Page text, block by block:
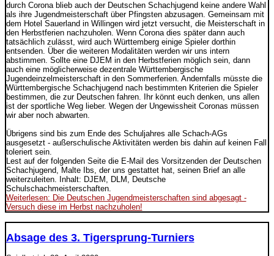
durch Corona blieb auch der Deutschen Schachjugend keine andere Wahl
als ihre Jugendmeisterschaft über Pfingsten abzusagen. Gemeinsam mit
dem Hotel Sauerland in Willingen wird jetzt versucht, die Meisterschaft in
den Herbstferien nachzuholen. Wenn Corona dies später dann auch
tatsächlich zulässt, wird auch Württemberg einige Spieler dorthin
entsenden. Über die weiteren Modalitäten werden wir uns intern
abstimmen. Sollte eine DJEM in den Herbstferien möglich sein, dann
auch eine möglicherweise dezentrale Württembergische
Jugendeinzelmeisterschaft in den Sommerferien. Andernfalls müsste die
Württembergische Schachjugend nach bestimmten Kriterien die Spieler
bestimmen, die zur Deutschen fahren. Ihr könnt euch denken, uns allen
ist der sportliche Weg lieber. Wegen der Ungewissheit Coronas müssen
wir aber noch abwarten.
Übrigens sind bis zum Ende des Schuljahres alle Schach-AGs
ausgesetzt - außerschulische Aktivitäten werden bis dahin auf keinen Fall
toleriert sein.
Lest auf der folgenden Seite die E-Mail des Vorsitzenden der Deutschen
Schachjugend, Malte Ibs, der uns gestattet hat, seinen Brief an alle
weiterzuleiten. Inhalt: DJEM, DLM, Deutsche
Schulschachmeisterschaften.
Weiterlesen: Die Deutschen Jugendmeisterschaften sind abgesagt -
Versuch diese im Herbst nachzuholen!
Absage des 3. Tigersprung-Turniers